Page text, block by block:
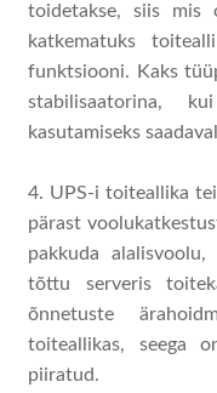
toidetakse, siis mis
katkematuks
funktsiooni. Kaks
stabilisaatorina,
kasutamiseks
4. UPS-i toiteallika
pärast
pakkuda
tõttu serveris
õnnetuste
toiteallikas, seega
piiratud.